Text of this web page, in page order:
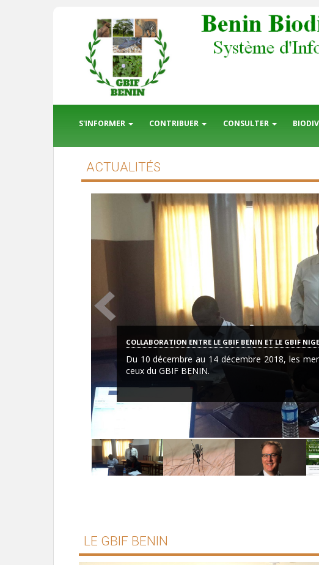
S'INFORMER CONTRIBUER CONSULTER
ACTUALITÉS
COLLABORATION ENTRE LE GBIF BENIN ET LE GBIF
Du 10 décembre au 14 décembre 2018, les
ceux du GBIF BENIN.
LE GBIF BENIN